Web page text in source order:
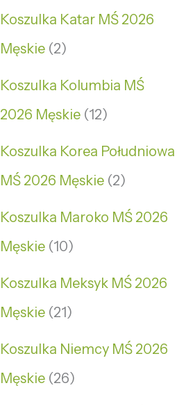
Koszulka Katar MŚ 2026
Męskie 2
Koszulka Kolumbia MŚ
2026 Męskie 12
Koszulka Korea Południowa
MŚ 2026 Męskie 2
Koszulka Maroko MŚ 2026
Męskie 10
Koszulka Meksyk MŚ 2026
Męskie 21
Koszulka Niemcy MŚ 2026
Męskie 26